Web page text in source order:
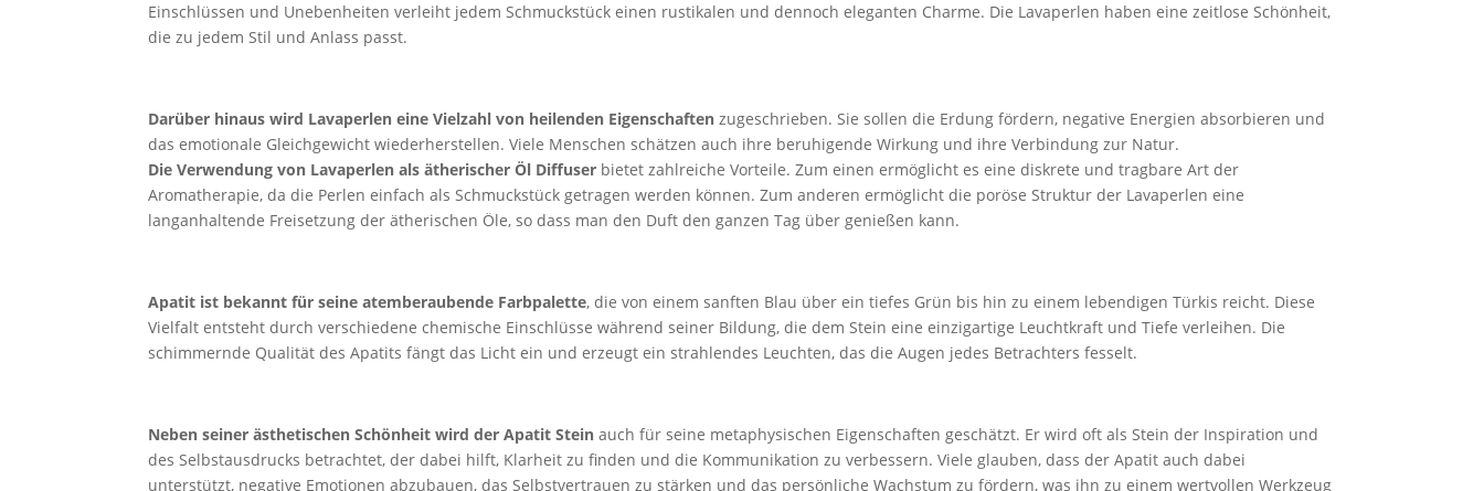
Einschlüssen und Unebenheiten verleiht jedem Schmuckstück einen rustikalen und dennoch eleganten Charme. Die Lavaperlen haben eine zeitlose Schönheit,
die zu jedem Stil und Anlass passt.
Darüber hinaus wird Lavaperlen eine Vielzahl von heilenden Eigenschaften zugeschrieben. Sie sollen die Erdung fördern, negative Energien absorbieren und
das emotionale Gleichgewicht wiederherstellen. Viele Menschen schätzen auch ihre beruhigende Wirkung und ihre Verbindung zur Natur.
Die Verwendung von Lavaperlen als ätherischer Öl Diffuser bietet zahlreiche Vorteile. Zum einen ermöglicht es eine diskrete und tragbare Art der
Aromatherapie, da die Perlen einfach als Schmuckstück getragen werden können. Zum anderen ermöglicht die poröse Struktur der Lavaperlen eine
langanhaltende Freisetzung der ätherischen Öle, so dass man den Duft den ganzen Tag über genießen kann.
Apatit ist bekannt für seine atemberaubende Farbpalette, die von einem sanften Blau über ein tiefes Grün bis hin zu einem lebendigen Türkis reicht. Diese
Vielfalt entsteht durch verschiedene chemische Einschlüsse während seiner Bildung, die dem Stein eine einzigartige Leuchtkraft und Tiefe verleihen. Die
schimmernde Qualität des Apatits fängt das Licht ein und erzeugt ein strahlendes Leuchten, das die Augen jedes Betrachters fesselt.
Neben seiner ästhetischen Schönheit wird der Apatit Stein auch für seine metaphysischen Eigenschaften geschätzt. Er wird oft als Stein der Inspiration und
des Selbstausdrucks betrachtet, der dabei hilft, Klarheit zu finden und die Kommunikation zu verbessern. Viele glauben, dass der Apatit auch dabei
unterstützt, negative Emotionen abzubauen, das Selbstvertrauen zu stärken und das persönliche Wachstum zu fördern, was ihn zu einem wertvollen Werkzeug